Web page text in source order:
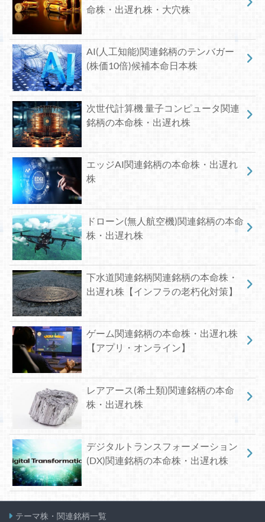
命株・出遅れ株・大穴株
AI(人工知能)関連銘柄のテンバガー
(株価10倍)候補本命日本株
次世代計算機 量子コンピュータ関連
銘柄の本命株・出遅れ株
エッジAI関連銘柄の本命株・出遅れ
株
ドローン(無人航空機)関連銘柄の本命
株・出遅れ株
下水道関連銘柄関連銘柄の本命株・
出遅れ株【インフラの老朽化対策】
ゲーム関連銘柄の本命株・出遅れ株
【アプリ・オンライン】
レアアース(希土類)関連銘柄の本命
株・出遅れ株
デジタルトランスフォーメーション
(DX)関連銘柄の本命株・出遅れ株
テーマ株・関連銘柄一覧